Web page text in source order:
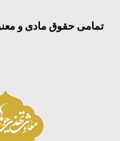
تمامی حقوق مادی و